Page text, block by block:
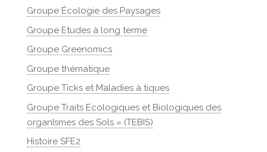
Groupe Écologie des Paysages
Groupe Etudes à long terme
Groupe Greenomics
Groupe thématique
Groupe Ticks et Maladies à tiques
Groupe Traits Ecologiques et Biologiques des
organIsmes des Sols » (TEBIS)
Histoire SFE2